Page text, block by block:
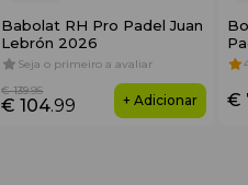
Babolat RH Pro Padel Juan
Lebrón 2026
Seja o primeiro a avaliar
€ 104.99
€ 139.95
+ Adicionar €